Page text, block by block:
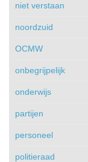
niet verstaan
noordzuid
OCMW
onbegrijpelijk
onderwijs
partijen
personeel
politieraad